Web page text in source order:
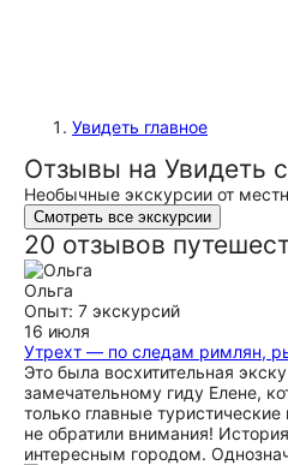
Увидеть главное
Отзывы на Увидеть
Необычные экскурсии от
Смотреть все экскурсии
20 отзывов
Ольга
Опыт: 7 экскурсий
16 июля
Утрехт — по следам римлян,
Это была восхитительная
замечательному гиду Елене,
только главные
не обратили внимания!
интересным городом.